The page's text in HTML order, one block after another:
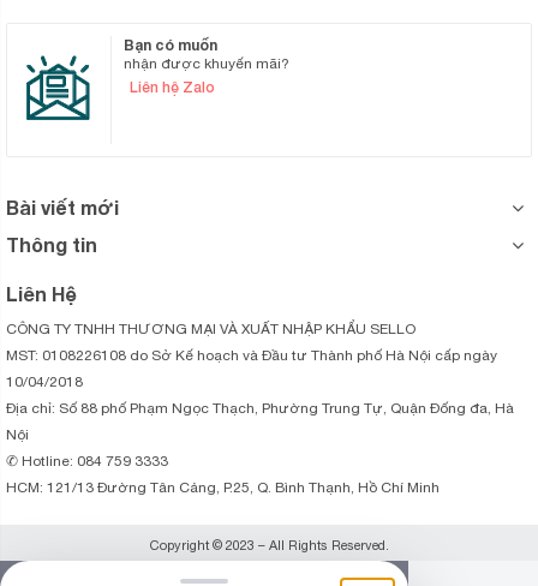
Bạn có muốn
nhận được khuyến mãi?
Liên hệ Zalo
Bài viết mới
Thông tin
Liên Hệ
CÔNG TY TNHH THƯƠNG MẠI VÀ XUẤT NHẬP KHẨU SELLO
MST: 0108226108 do Sở Kế hoạch và Đầu tư Thành phố Hà Nội cấp ngày
10/04/2018
Địa chỉ: Số 88 phố Phạm Ngọc Thạch, Phường Trung Tự, Quận Đống đa, Hà
Nội
✆ Hotline: 084 759 3333
HCM: 121/13 Đường Tân Cảng, P.25, Q. Bình Thạnh, Hồ Chí Minh
Copyright © 2023 – All Rights Reserved.